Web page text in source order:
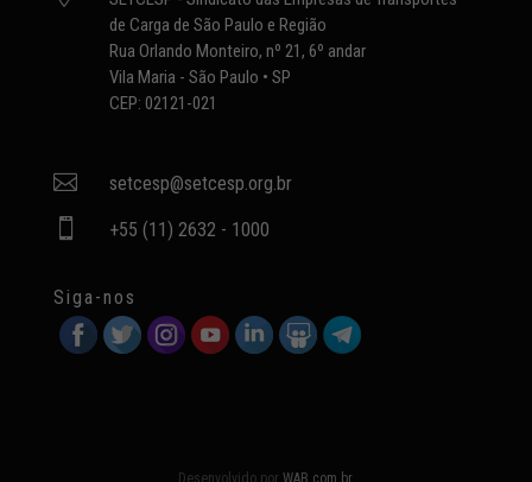
de Carga de São Paulo e Região
Rua Orlando Monteiro, nº 21, 6º andar
Vila Maria - São Paulo • SP
CEP: 02121-021
 setcesp@setcesp.org.br
 +55 (11) 2632 - 1000
Siga-nos
Desenvolvido porWAB.com.br